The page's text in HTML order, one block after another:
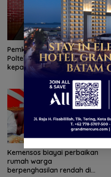
Pemkab Natuna gandeng
Polteknas berikan beasiswa
kepada 30 pelajar
Kemensos biayai perbaikan
rumah warga
berpenghasilan rendah di